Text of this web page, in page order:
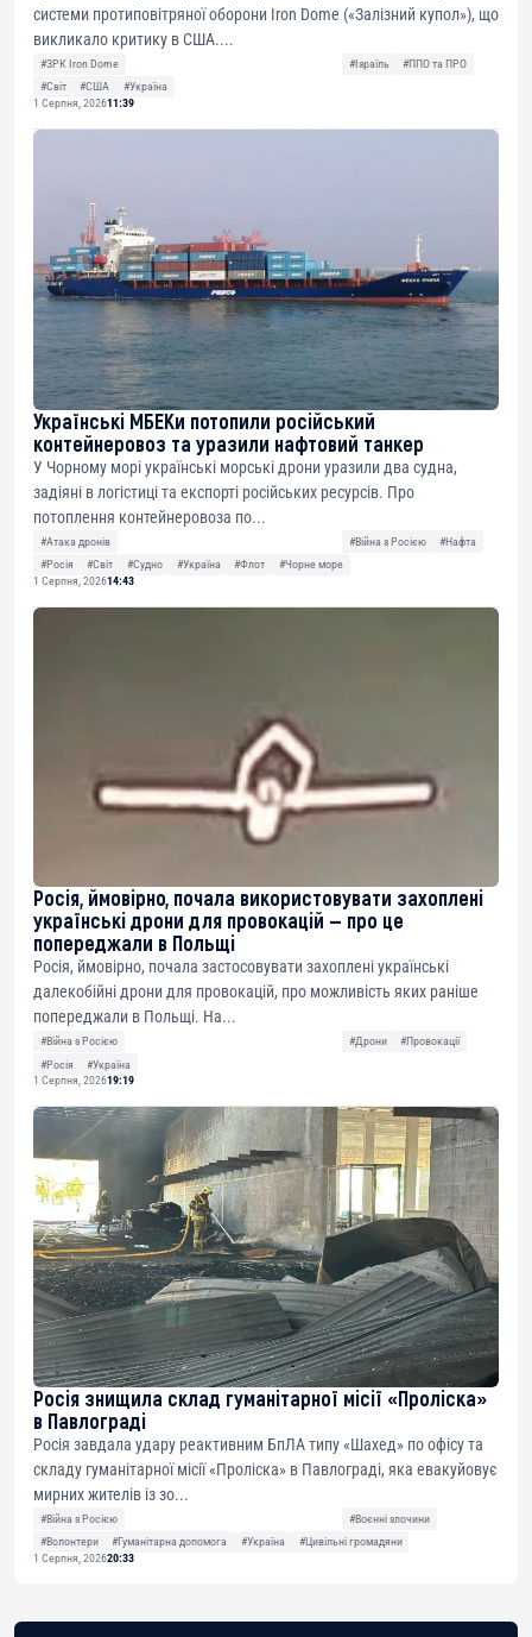
системи протиповітряної оборони Iron Dome («Залізний купол»), що
викликало критику в США....
#ЗРК Iron Dome #Ізраїль
#ППО та ПРО
#Світ
#США
#Україна
1 Серпня, 202611:39
Українські МБЕКи потопили російський
контейнеровоз та уразили нафтовий танкер
У Чорному морі українські морські дрони уразили два судна,
задіяні в логістиці та експорті російських ресурсів. Про
потоплення контейнеровоза по...
#Атака дронів #Війна з Росією
#Нафта
#Росія
#Світ #Судно #Україна #Флот
#Чорне море
1 Серпня, 202614:43
Росія, ймовірно, почала використовувати захоплені
українські дрони для провокацій — про це
попереджали в Польщі
Росія, ймовірно, почала застосовувати захоплені українські
далекобійні дрони для провокацій, про можливість яких раніше
попереджали в Польщі. На...
#Війна з Росією #Дрони
#Провокації
#Росія
#Україна
1 Серпня, 202619:19
Росія знищила склад гуманітарної місії «Проліска»
в Павлограді
Росія завдала удару реактивним БпЛА типу «Шахед» по офісу та
складу гуманітарної місії «Проліска» в Павлограді, яка евакуйовує
мирних жителів із зо...
#Війна з Росією
#Воєнні злочини
#Волонтери
#Гуманітарна допомога #Україна
#Цивільні громадяни
1 Серпня, 202620:33